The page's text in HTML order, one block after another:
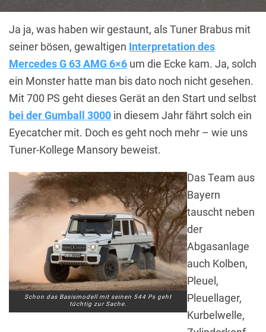
Ja ja, was haben wir gestaunt, als Tuner Brabus mit
seiner bösen, gewaltigen Interpretation des
Mercedes G 63 AMG 6×6 um die Ecke kam. Ja, solch
ein Monster hatte man bis dato noch nicht gesehen.
Mit 700 PS geht dieses Gerät an den Start und selbst
bei der Gumball 3000 in diesem Jahr fährt solch ein
Eyecatcher mit. Doch es geht noch mehr – wie uns
Tuner-Kollege Mansory beweist.
Schon das Basismodell mit seinen 544 Ps geht
tüchtig zur Sache.
Das Team aus
Bayern
tauscht neben
der
Abgasanlage
auch Kolben,
Pleuel,
Pleuellager,
Kurbelwelle,